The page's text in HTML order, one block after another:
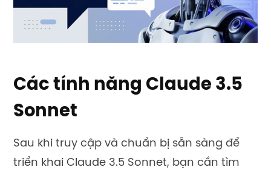
Các tính năng Claude 3.5
Sonnet
Sau khi truy cập và chuẩn bị sẵn sàng để
triển khai Claude 3.5 Sonnet, bạn cần tìm